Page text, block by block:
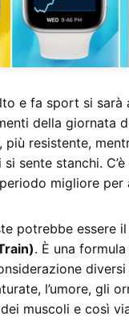
e fa sport si sarà
della giornata
più resistente,
sente stanchi.
migliore per
potrebbe essere il
. È una
l’umore, gli
dei muscoli e così